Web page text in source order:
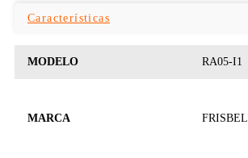
Características
MODELO RA05-I1
MARCA FRISBEL